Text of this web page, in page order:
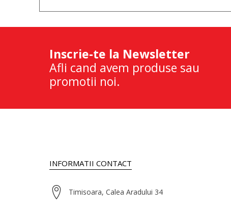
Inscrie-te la Newsletter
Afli cand avem produse sau
promotii noi.
INFORMATII CONTACT
Timisoara, Calea Aradului 34